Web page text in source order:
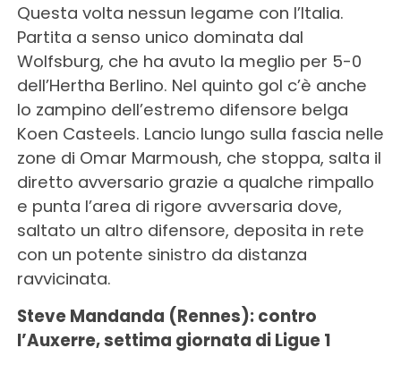
Questa volta nessun legame con l’Italia.
Partita a senso unico dominata dal
Wolfsburg, che ha avuto la meglio per 5-0
dell’Hertha Berlino. Nel quinto gol c’è anche
lo zampino dell’estremo difensore belga
Koen Casteels. Lancio lungo sulla fascia nelle
zone di Omar Marmoush, che stoppa, salta il
diretto avversario grazie a qualche rimpallo
e punta l’area di rigore avversaria dove,
saltato un altro difensore, deposita in rete
con un potente sinistro da distanza
ravvicinata.
Steve Mandanda (Rennes): contro
l’Auxerre, settima giornata di Ligue 1